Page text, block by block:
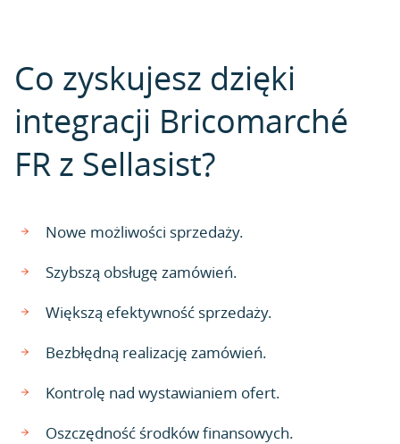
Co zyskujesz dzięki
integracji Bricomarché
FR z Sellasist?
Nowe możliwości sprzedaży.
Szybszą obsługę zamówień.
Większą efektywność sprzedaży.
Bezbłędną realizację zamówień.
Kontrolę nad wystawianiem ofert.
Oszczędność środków finansowych.